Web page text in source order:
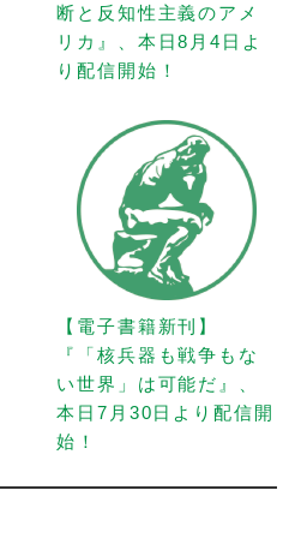
断と反知性主義のアメ
リカ』、本日8月4日よ
り配信開始！
【電子書籍新刊】
『「核兵器も戦争もな
い世界」は可能だ』、
本日7月30日より配信開
始！